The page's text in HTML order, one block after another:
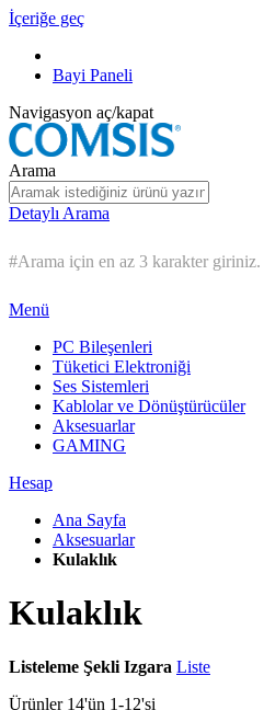
İçeriğe geç
Bayi Paneli
Navigasyon aç/kapat
Arama
Detaylı Arama
#Arama için en az 3 karakter giriniz.
Menü
PC Bileşenleri
Tüketici Elektroniği
Ses Sistemleri
Kablolar ve Dönüştürücüler
Aksesuarlar
GAMING
Hesap
Ana Sayfa
Aksesuarlar
Kulaklık
Kulaklık
Listeleme Şekli Izgara Liste
Ürünler 14'ün 1-12'si